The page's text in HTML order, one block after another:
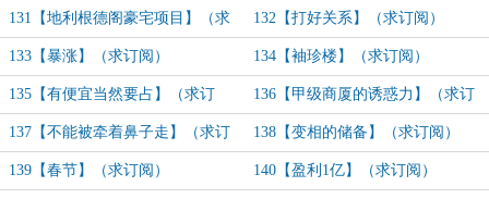
131【地利根德阁豪宅项目】（求
订阅、月票）
132【打好关系】（求订阅）
133【暴涨】（求订阅） 134【袖珍楼】（求订阅）
135【有便宜当然要占】（求订
阅）
136【甲级商厦的诱惑力】（求订
阅）
137【不能被牵着鼻子走】（求订
阅）
138【变相的储备】（求订阅）
139【春节】（求订阅） 140【盈利1亿】（求订阅）